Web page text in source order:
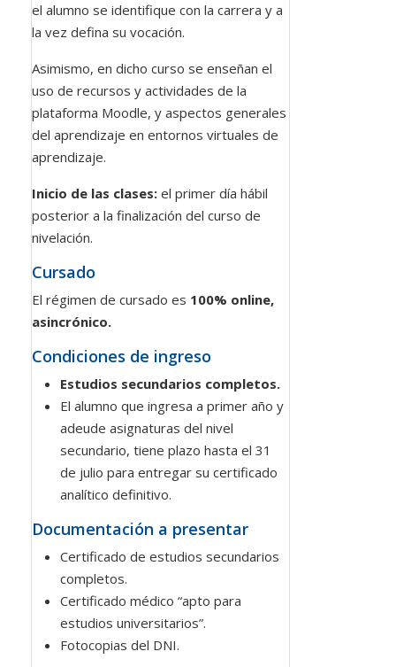
el alumno se identifique con la carrera y a
la vez defina su vocación.
Asimismo, en dicho curso se enseñan el
uso de recursos y actividades de la
plataforma Moodle, y aspectos generales
del aprendizaje en entornos virtuales de
aprendizaje.
Inicio de las clases: el primer día hábil
posterior a la finalización del curso de
nivelación.
Cursado
El régimen de cursado es 100% online,
asincrónico.
Condiciones de ingreso
Estudios secundarios completos.
El alumno que ingresa a primer año y
adeude asignaturas del nivel
secundario, tiene plazo hasta el 31
de julio para entregar su certificado
analítico definitivo.
Documentación a presentar
Certificado de estudios secundarios
completos.
Certificado médico “apto para
estudios universitarios”.
Fotocopias del DNI.